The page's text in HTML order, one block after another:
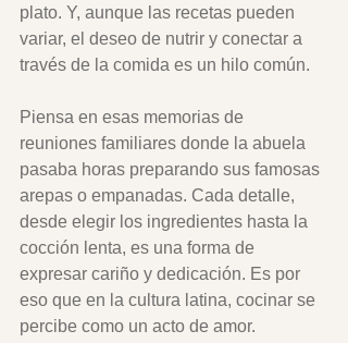
plato. Y, aunque las recetas pueden
variar, el deseo de nutrir y conectar a
través de la comida es un hilo común.
Piensa en esas memorias de
reuniones familiares donde la abuela
pasaba horas preparando sus famosas
arepas o empanadas. Cada detalle,
desde elegir los ingredientes hasta la
cocción lenta, es una forma de
expresar cariño y dedicación. Es por
eso que en la cultura latina, cocinar se
percibe como un acto de amor.